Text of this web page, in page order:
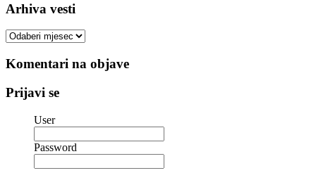
Arhiva vesti
Arhiva
Komentari na objave
Prijavi se
User
Password